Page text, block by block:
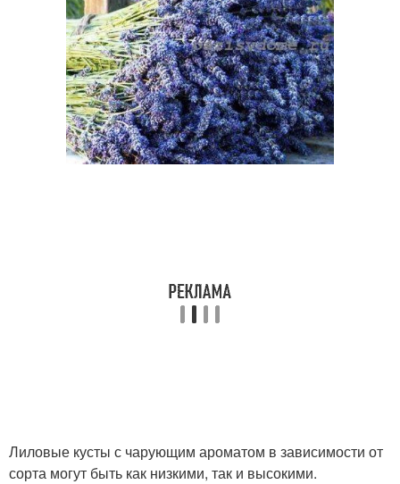
Лиловые кусты с чарующим ароматом в зависимости от
сорта могут быть как низкими, так и высокими.